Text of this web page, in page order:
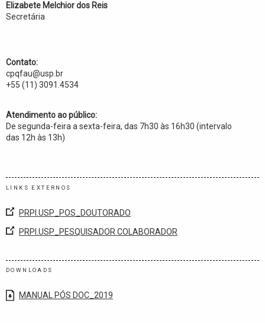
Elizabete Melchior dos Reis
Secretária
Contato:
cpqfau@usp.br
+55 (11) 3091.4534
Atendimento ao público:
De segunda-feira a sexta-feira, das 7h30 às 16h30 (intervalo
das 12h às 13h)
LINKS EXTERNOS
PRPI.USP_POS_DOUTORADO
PRPI.USP_PESQUISADOR COLABORADOR
DOWNLOADS
MANUAL PÓS DOC_2019